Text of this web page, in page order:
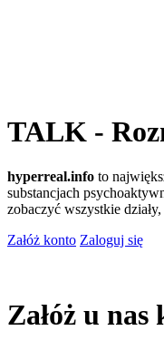
TALK -
hyperreal.info to
substancjach
zobaczyć wszystkie
Załóż konto Zaloguj się
Załóż u nas